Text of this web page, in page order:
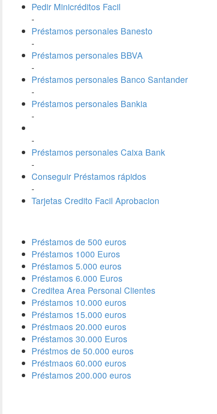
Pedir Minicréditos Facil
-
Préstamos personales Banesto
-
Préstamos personales BBVA
-
Préstamos personales Banco Santander
-
Préstamos personales Bankia
-
-
Préstamos personales Caixa Bank
-
Conseguir Préstamos rápidos
-
Tarjetas Credito Facil Aprobacion
Préstamos de 500 euros
Préstamos 1000 Euros
Préstamos 5.000 euros
Préstamos 6.000 Euros
Creditea Area Personal Clientes
Préstamos 10.000 euros
Préstamos 15.000 euros
Préstmaos 20.000 euros
Préstamos 30.000 Euros
Préstmos de 50.000 euros
Préstmaos 60.000 euros
Préstamos 200.000 euros